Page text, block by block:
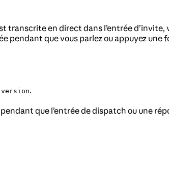
transcrite en direct dans l’entrée d’invite,
pendant que vous parlez ou appuyez une
.
que l’entrée de dispatch ou une